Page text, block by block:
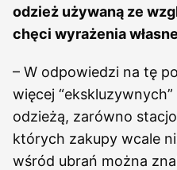
odzież używaną ze
chęci wyrażenia
– W odpowiedzi na tę
więcej
odzieżą, zarówno
których zakupy wcale
wśród ubrań można